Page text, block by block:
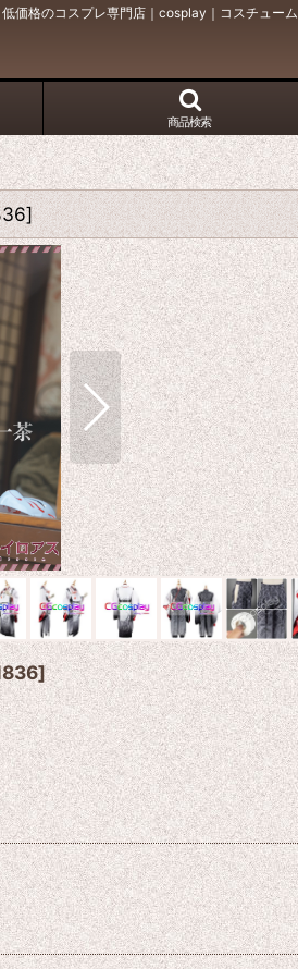
格のコスプレ専門店｜cosplay｜コスチューム
商品検索
]
]